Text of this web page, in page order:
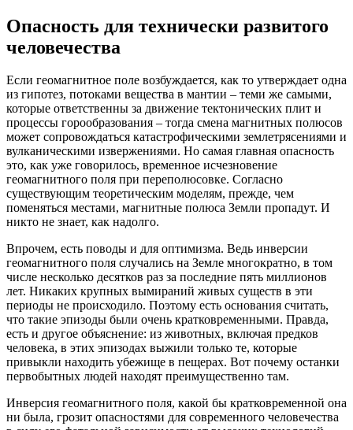
Опасность для технически развитого
человечества
Если геомагнитное поле возбуждается, как то утверждает одна
из гипотез, потоками вещества в мантии – теми же самыми,
которые ответственны за движение тектонических плит и
процессы горообразования – тогда смена магнитных полюсов
может сопровождаться катастрофическими землетрясениями и
вулканическими извержениями. Но самая главная опасность
это, как уже говорилось, временное исчезновение
геомагнитного поля при переполюсовке. Согласно
существующим теоретическим моделям, прежде, чем
поменяться местами, магнитные полюса Земли пропадут. И
никто не знает, как надолго.
Впрочем, есть поводы и для оптимизма. Ведь инверсии
геомагнитного поля случались на Земле многократно, в том
числе несколько десятков раз за последние пять миллионов
лет. Никаких крупных вымираний живых существ в эти
периоды не происходило. Поэтому есть основания считать,
что такие эпизоды были очень кратковременными. Правда,
есть и другое объяснение: из животных, включая предков
человека, в этих эпизодах выжили только те, которые
привыкли находить убежище в пещерах. Вот почему останки
первобытных людей находят преимущественно там.
Инверсия геомагнитного поля, какой бы кратковременной она
ни была, грозит опасностями для современного человечества